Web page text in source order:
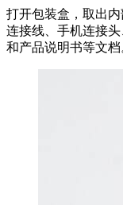
打开包装盒，取出
连接线、手机连接
和产品说明书等文档